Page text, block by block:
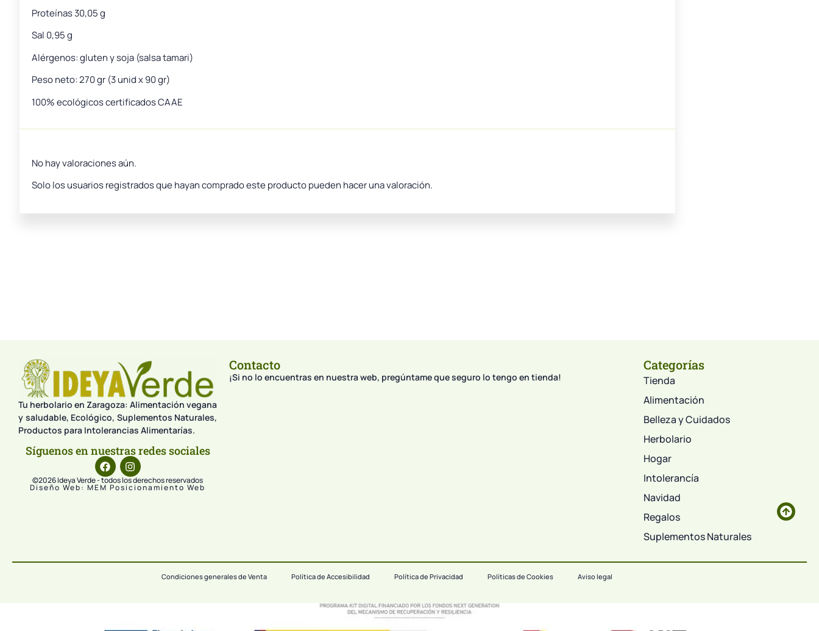
Proteínas 30,05 g
Sal 0,95 g
Alérgenos: gluten y soja (salsa tamari)
Peso neto: 270 gr (3 unid x 90 gr)
100% ecológicos certificados CAAE
No hay valoraciones aún.
Solo los usuarios registrados que hayan comprado este producto pueden hacer una valoración.
Tu herbolario en Zaragoza: Alimentación vegana
y saludable, Ecológico, Suplementos Naturales,
Productos para Intolerancias Alimentarías.
Síguenos en nuestras redes sociales
©2026 Ideya Verde - todos los derechos reservados
Diseño Web: MEM Posicionamiento Web
Contacto
¡Si no lo encuentras en nuestra web, pregúntame que seguro lo tengo en tienda!
Categorías
Tienda
Alimentación
Belleza y Cuidados
Herbolario
Hogar
Intolerancía
Navidad
Regalos
Suplementos Naturales
Condiciones generales de Venta Política de Accesibilidad Política de Privacidad Políticas de Cookies Aviso legal